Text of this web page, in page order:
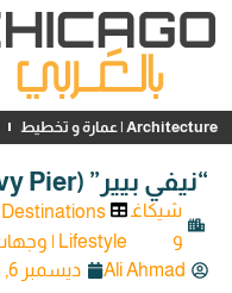
Architecture | عمارة و تخطيط
“نيفي بيير” (Navy Pier)
شيكاغ
و
Destinations | أماكن سياحية
Lifestyle | وجهات محلية
Ali Ahmad
ديسمبر 6, 2023